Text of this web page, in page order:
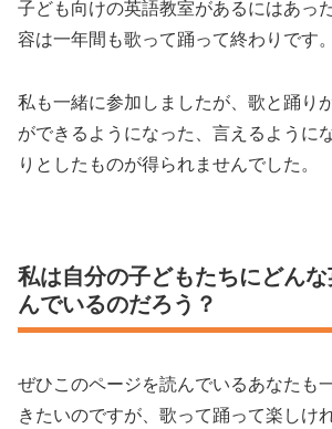
子ども向けの英語教室があるにはあっ
容は一年間も歌って踊って終わりです。
私も一緒に参加しましたが、歌と踊り
ができるようになった、言えるように
りとしたものが得られませんでした。
私は自分の子どもたちにどん
んでいるのだろう？
ぜひこのページを読んでいるあなたも
きたいのですが、歌って踊って楽しけ